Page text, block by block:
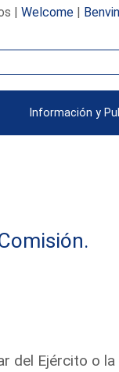
| Welcome|
Información y
del Ejército o